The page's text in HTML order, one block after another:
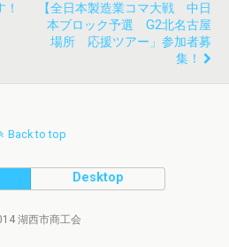
【全日本製造業コマ大戦 中日
本ブロック予選 G2北名古屋
場所 応援ツアー」参加者募
集！
Back to top
Desktop
湖西市商工会